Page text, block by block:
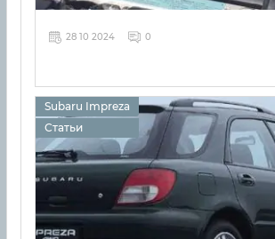
28 10 2024 0
Subaru Impreza
Статьи